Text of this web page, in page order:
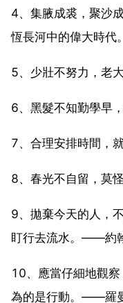
4、集腋成裘，聚沙
恆長河中的偉大時代
5、少壯不努力，老大
6、黑髮不知勤學早
7、合理安排時間，
8、春光不自留，莫
9、拋棄今天的人，
盯行去流水。——約翰
10、應當仔細地觀察
為的是行動。——羅